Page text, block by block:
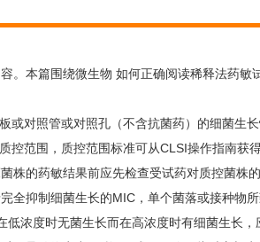
。本篇围绕微生物 如何正确阅读稀释法药敏
对照管或对照孔（不含抗菌药）的细菌生
范围，质控范围标准可从CLSI操作指南获
的药敏结果前应先检查受试药对质控菌株
抑制细菌生长的MIC，单个菌落或接种物
浓度时无菌生长而在高浓度时有细菌生长